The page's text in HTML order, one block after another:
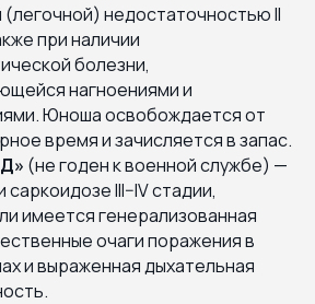
недостаточностью II
при наличии
болезни,
нагноениями и
Юноша освобождается от
время и зачисляется в запас.
(не годен к военной службе) —
III–IV стадии,
имеется генерализованная
очаги поражения в
и выраженная дыхательная